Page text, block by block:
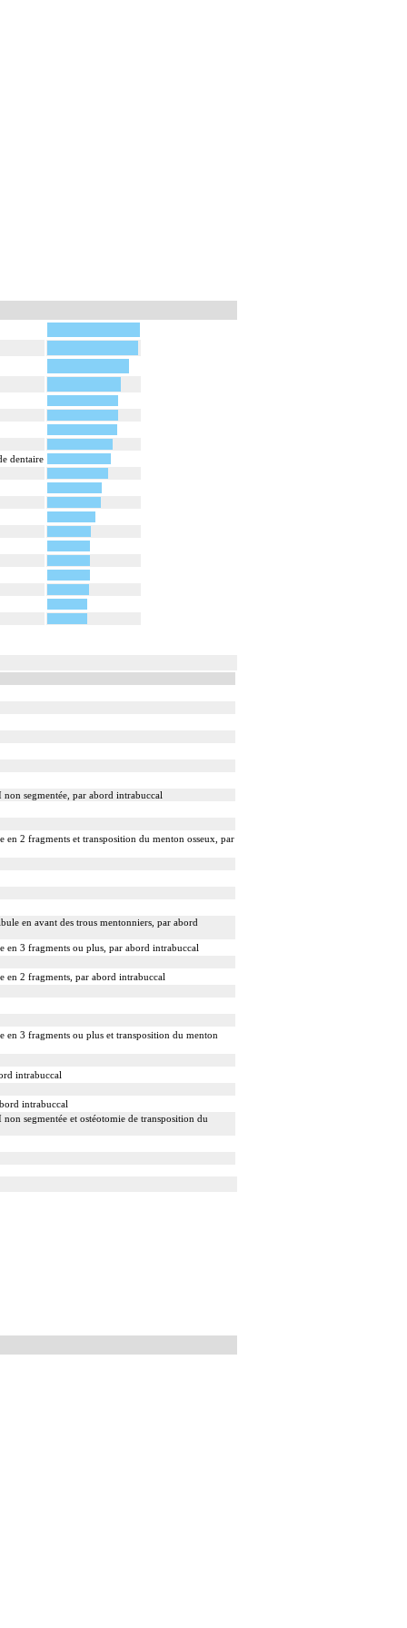
dentaire
segmentée, par abord intrabuccal
2 fragments et transposition du menton osseux, par
en avant des trous mentonniers, par abord
en 3 fragments ou plus, par abord intrabuccal
en 2 fragments, par abord intrabuccal
en 3 fragments ou plus et transposition du menton
intrabuccal
intrabuccal
segmentée et ostéotomie de transposition du